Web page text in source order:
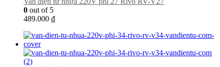
0 out of 5
489.000 ₫